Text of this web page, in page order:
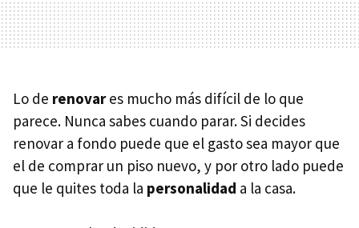
Lo de renovares mucho más difícil de lo que
parece. Nunca sabes cuando parar. Si decides
renovar a fondo puede que el gasto sea mayor que
el de comprar un piso nuevo, y por otro lado puede
que le quites toda la personalidad a la casa.